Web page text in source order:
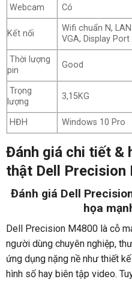
Webcam
Có
Kết nối
Wifi chuẩn N,
VGA, Display Port
Thời lượng
pin
Good
Trọng
lượng
3,15KG
HĐH Windows 10 Pro
Đánh giá chi tiết &
thật Dell Precision
Đánh giá Dell
họa
Dell Precision M4800 là cỗ
người dùng chuyên nghiệp,
ứng dụng nặng nề như thiết
hình số hay biên tập video.